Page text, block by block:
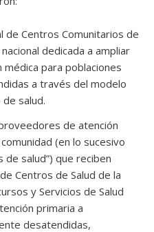
de Centros Comunitarios de
dedicada a ampliar
médica para poblaciones
a través del modelo
salud.
de atención
(en lo sucesivo
de salud”) que reciben
Centros de Salud de la
y Servicios de Salud
primaria a
desatendidas,